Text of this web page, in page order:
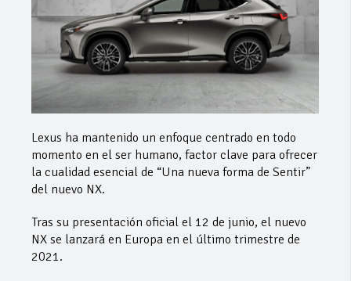
Lexus ha mantenido un enfoque centrado en todo
momento en el ser humano, factor clave para ofrecer
la cualidad esencial de “Una nueva forma de Sentir”
del nuevo NX.
Tras su presentación oficial el 12 de junio, el nuevo
NX se lanzará en Europa en el último trimestre de
2021.